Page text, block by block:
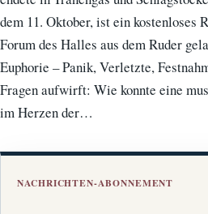
dem 11. Oktober, ist ein kostenloses
Forum des Halles aus dem Ruder
Euphorie – Panik, Verletzte,
Fragen aufwirft: Wie konnte eine
im Herzen der…
NACHRICHTEN-ABONNEMENT